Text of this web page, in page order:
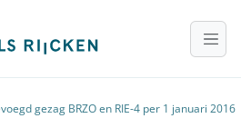
gezag BRZO en RIE-4 per 1 januari 2016